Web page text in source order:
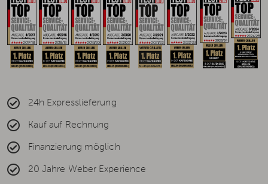
24h Expresslieferung
Kauf auf Rechnung
Finanzierung möglich
20 Jahre Weber Experience